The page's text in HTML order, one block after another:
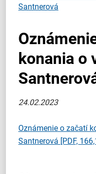
O Lamači
Santnerová
konania o
24.02.2023
Oznámenie o začatí
Santnerová [PDF,